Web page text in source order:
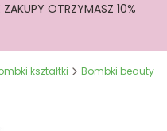
ZAKUPY OTRZYMASZ 10%
kształtki Bombki beauty